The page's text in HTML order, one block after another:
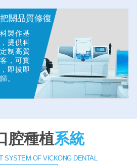
關品質修復
製作基
提供科
制高質
，可實
即拔即
。
腔種植系統
SYSTEM OF VICKONG DENTAL